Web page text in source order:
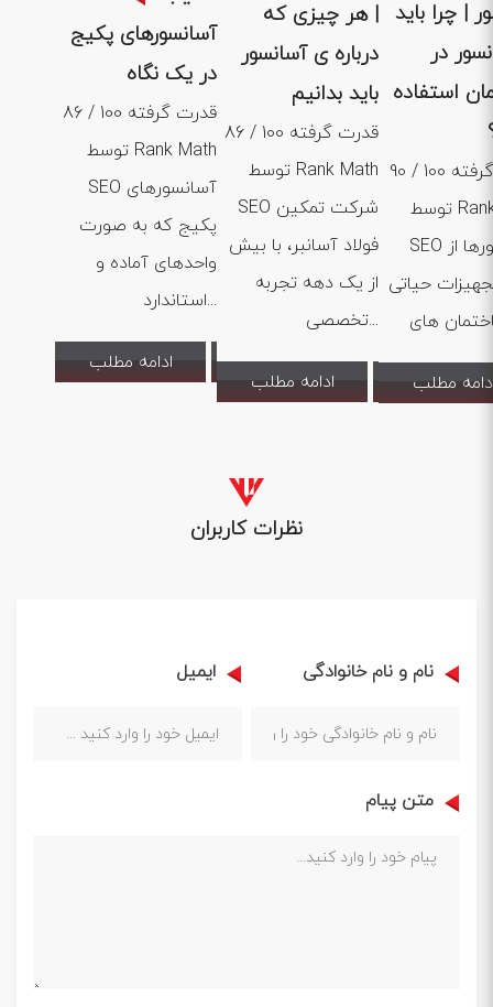
آسانسورهای پکیج
در یک نگاه
86 / 100 قدرت گرفته
توسط Rank Math
SEO آسانسورهای
پکیج که به صورت
واحدهای آماده و
استاندارد...
ادامه مطلب
| هر چیزی که
درباره ی آسانسور
باید بدانیم
86 / 100 قدرت گرفته
توسط Rank Math
SEO شرکت تمکین
فولاد آسانبر، با بیش
از یک دهه تجربه
تخصصی...
ادامه مطلب
| چرا باید
در
استفاده
90 / 100 قدرت گرفته
توسط Rank Math
SEO آسانسورها از
حیاتی
مطلب
نظرات کاربران
نام و نام خانوادگی ایمیل
متن پیام